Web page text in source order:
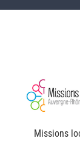
locales